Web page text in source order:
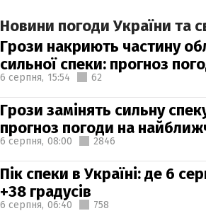
Новини погоди України та
Грози накриють частину
сильної спеки: прогноз
6 серпня, 15:54 62
Грози замінять сильну
прогноз погоди на
6 серпня, 08:00 2846
Пік спеки в Україні: де 6
+38 градусів
6 серпня, 06:40 758